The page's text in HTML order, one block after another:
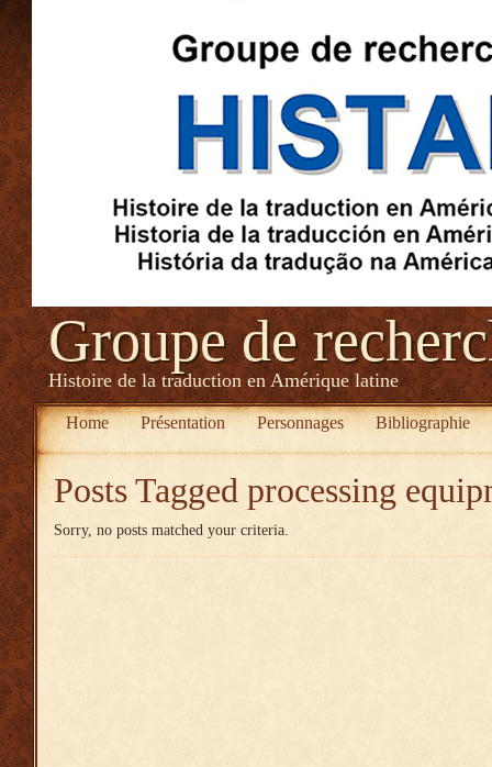
Groupe de
Histoire de la traduction en Amérique latine
Home Présentation Personnages Bibliographie
Posts Tagged processing
Sorry, no posts matched your criteria.